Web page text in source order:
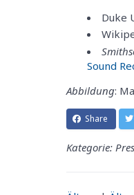
Duke
Sound
Abbildung:
Share
Kategorie: